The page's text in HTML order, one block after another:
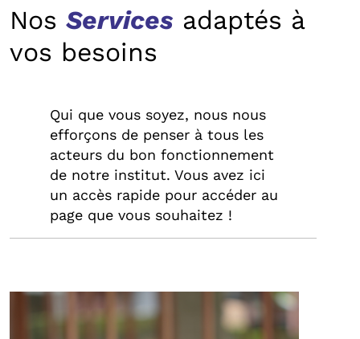
Nos Services adaptés à
vos besoins
Qui que vous soyez, nous nous
efforçons de penser à tous les
acteurs du bon fonctionnement
de notre institut. Vous avez ici
un accès rapide pour accéder au
page que vous souhaitez !